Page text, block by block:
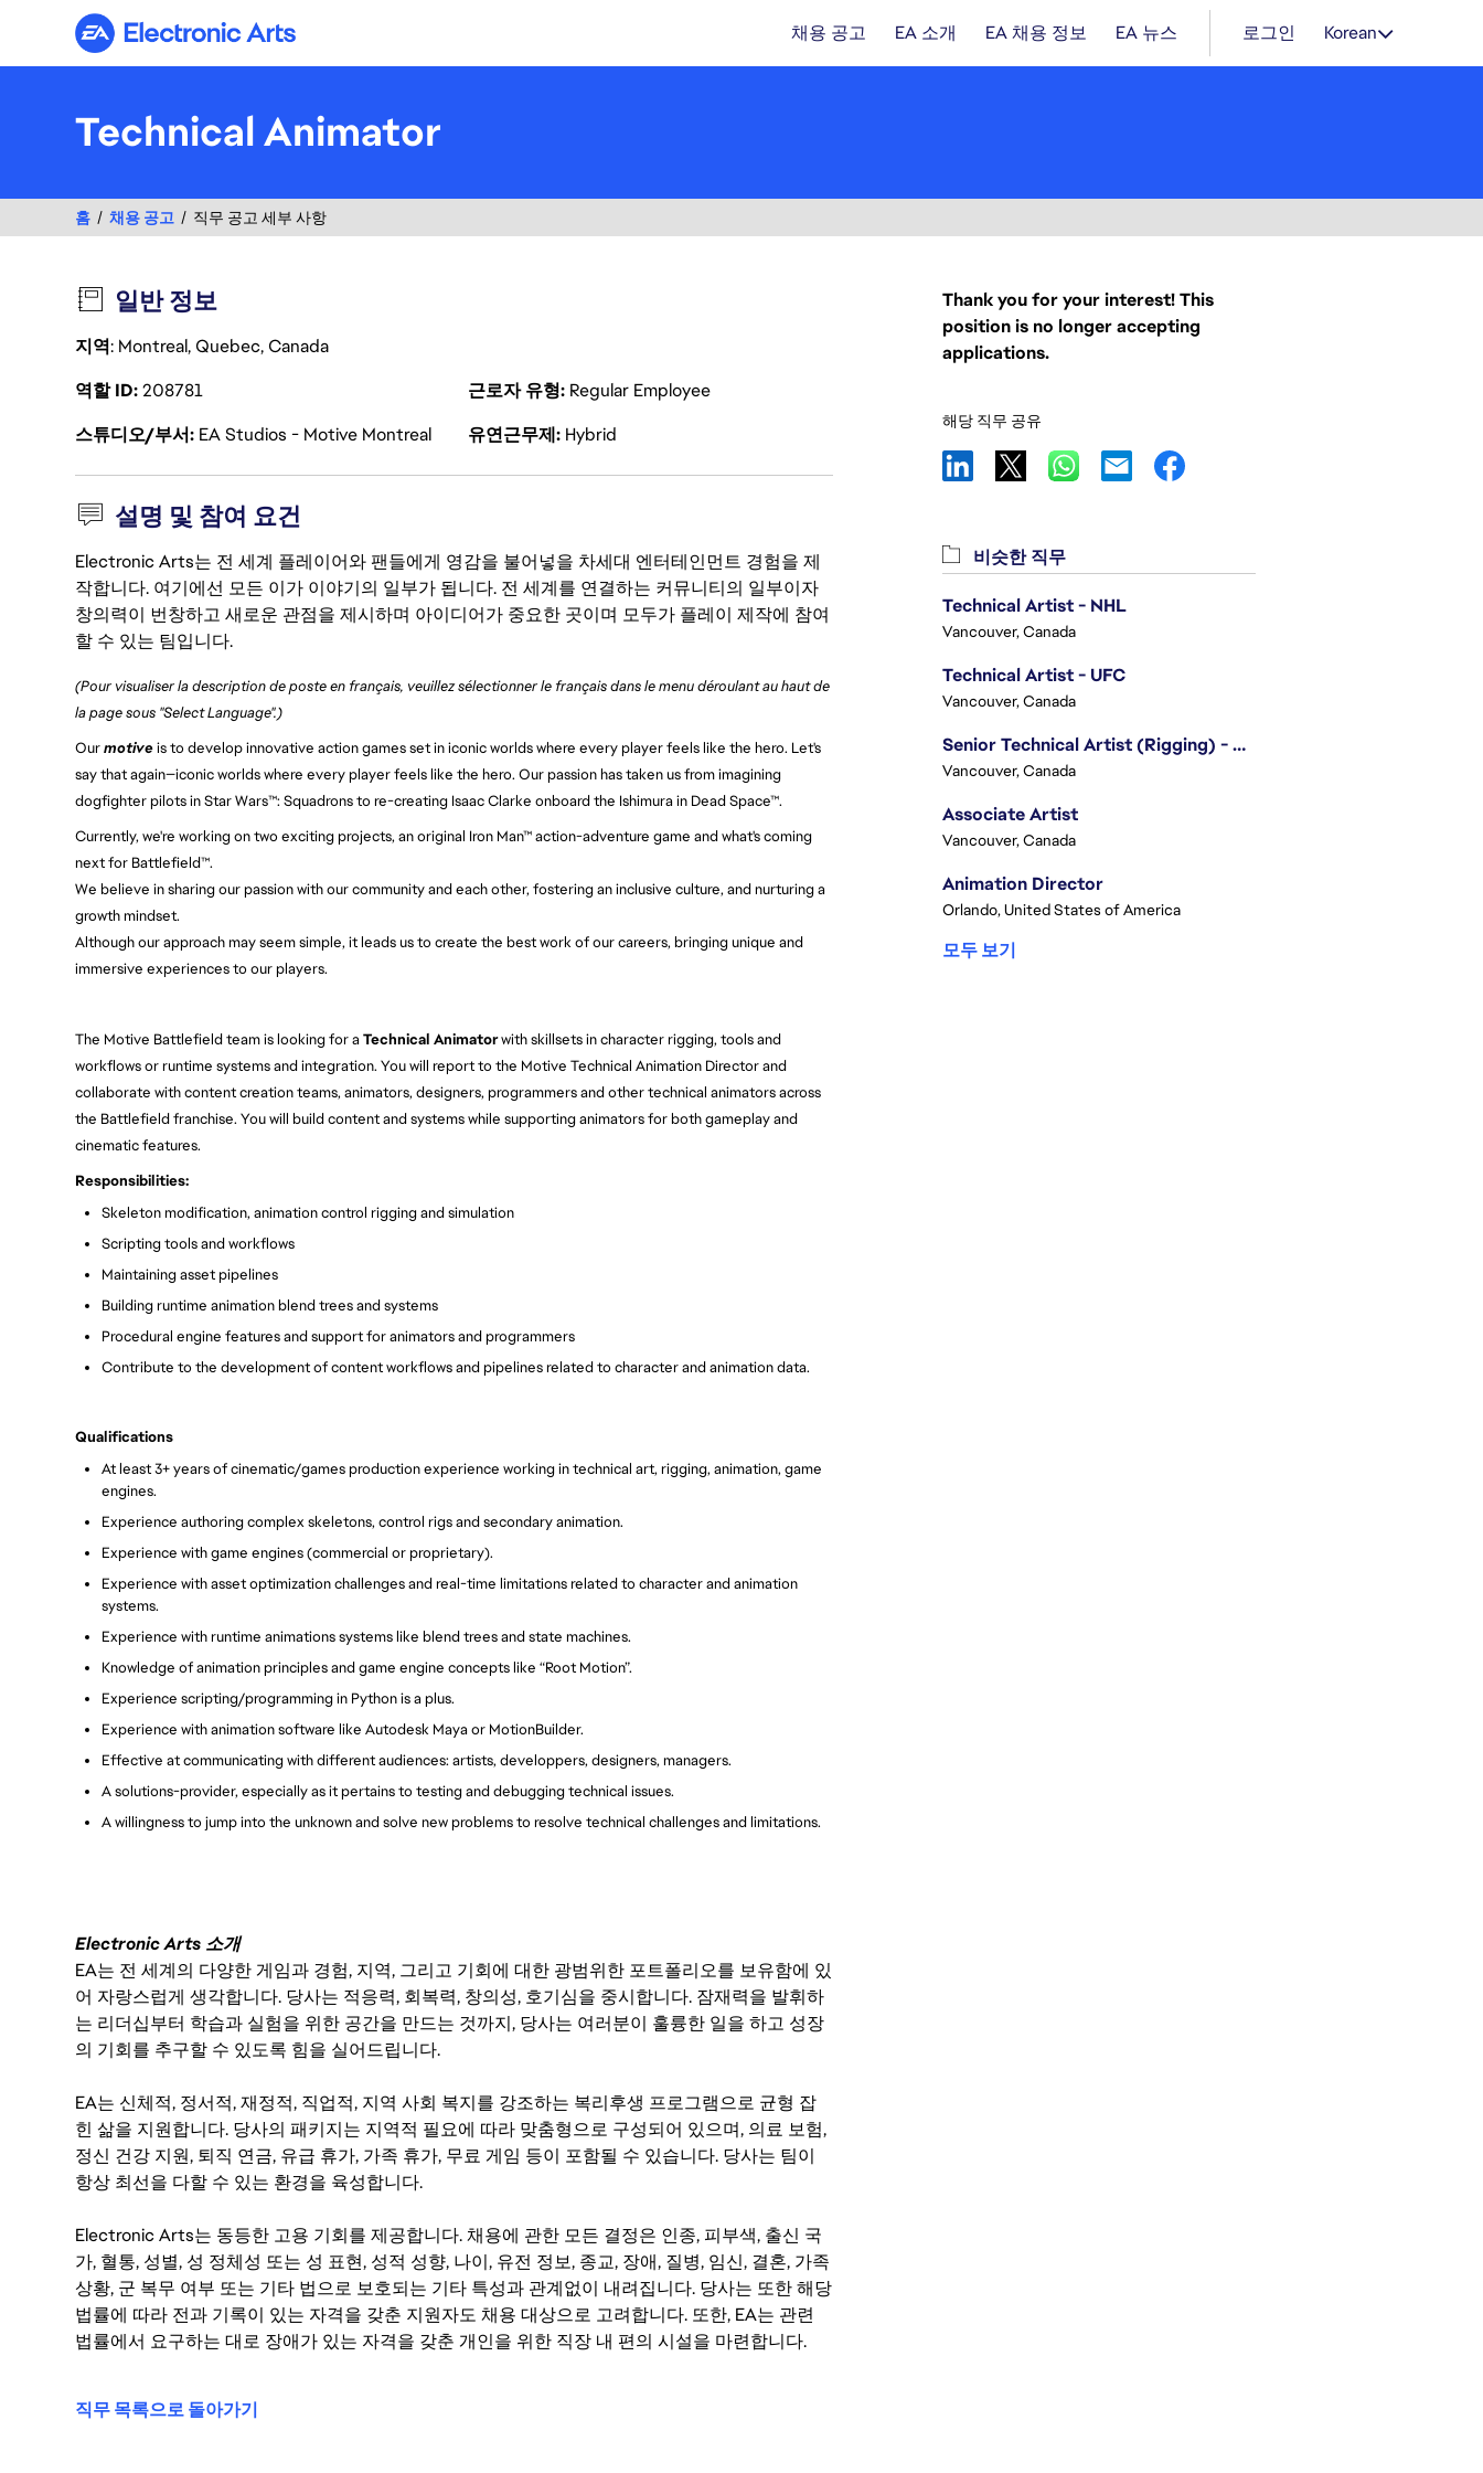
Electronic Arts 채용 공고 EA 소개 EA 채용 정보 EA 뉴스 로그인 Korean
Technical Animator
홈 채용 공고 직무 공고 세부 사항
일반 정보
지역: Montreal, Quebec, Canada
역할 ID208781 근로자 유형 Regular Employee
스튜디오/부서 EA Studios - Motive Montreal 유연근무제 Hybrid
설명 및 참여 요건
Electronic Arts는 전 세계 플레이어와 팬들에게 영감을 불어넣을 차세대 엔터테인먼트 경험을 제
작합니다. 여기에선 모든 이가 이야기의 일부가 됩니다. 전 세계를 연결하는 커뮤니티의 일부이자
창의력이 번창하고 새로운 관점을 제시하며 아이디어가 중요한 곳이며 모두가 플레이 제작에 참여
할 수 있는 팀입니다.
(Pour visualiser la description de poste en français, veuillez sélectionner le français dans le menu déroulant au haut de
la page sous "Select Language".)
Ourmotiveis to develop innovative action games set in iconic worlds where every player feels like the hero. Let's
say that again—iconic worlds where every player feels like the hero. Our passion has taken us from imagining
dogfighter pilots in Star Wars™: Squadrons to re-creating Isaac Clarke onboard the Ishimura in Dead Space™.
Currently, we're working on two exciting projects, an original Iron Man™ action-adventure game and what's coming
next for Battlefield™.
We believe in sharing our passion with our community and each other, fostering an inclusive culture, and nurturing a
growth mindset.
Although our approach may seem simple, it leads us to create the best work of our careers, bringing unique and
immersive experiences to our players.
The Motive Battlefield team is looking for aTechnical Animatorwith skillsets in character rigging, tools and
workflows or runtime systems and integration. You will report to the Motive Technical Animation Director and
collaborate with content creation teams, animators, designers, programmers and other technical animators across
the Battlefield franchise. You will build content and systems while supporting animators for both gameplay and
cinematic features.
Responsibilities:
Skeleton modification, animation control rigging and simulation
Scripting tools and workflows
Maintaining asset pipelines
Building runtime animation blend trees and systems
Procedural engine features and support for animators and programmers
Contribute to the development of content workflows and pipelines related to character and animation data.
Qualifications
At least 3+ years of cinematic/games production experience working in technical art, rigging, animation, game
engines.
Experience authoring complex skeletons, control rigs and secondary animation.
Experience with game engines (commercial or proprietary).
Experience with asset optimization challenges and real-time limitations related to character and animation
systems.
Experience with runtime animations systems like blend trees and state machines.
Knowledge of animation principles and game engine concepts like “Root Motion”.
Experience scripting/programming in Python is a plus.
Experience with animation software like Autodesk Maya or MotionBuilder.
Effective at communicating with different audiences: artists, developpers, designers, managers.
A solutions-provider, especially as it pertains to testing and debugging technical issues.
A willingness to jump into the unknown and solve new problems to resolve technical challenges and limitations.
Electronic Arts 소개
EA는 전 세계의 다양한 게임과 경험, 지역, 그리고 기회에 대한 광범위한 포트폴리오를 보유함에 있
어 자랑스럽게 생각합니다. 당사는 적응력, 회복력, 창의성, 호기심을 중시합니다. 잠재력을 발휘하
는 리더십부터 학습과 실험을 위한 공간을 만드는 것까지, 당사는 여러분이 훌륭한 일을 하고 성장
의 기회를 추구할 수 있도록 힘을 실어드립니다.
EA는 신체적, 정서적, 재정적, 직업적, 지역 사회 복지를 강조하는 복리후생 프로그램으로 균형 잡
힌 삶을 지원합니다. 당사의 패키지는 지역적 필요에 따라 맞춤형으로 구성되어 있으며, 의료 보험,
정신 건강 지원, 퇴직 연금, 유급 휴가, 가족 휴가, 무료 게임 등이 포함될 수 있습니다. 당사는 팀이
항상 최선을 다할 수 있는 환경을 육성합니다.
Electronic Arts는 동등한 고용 기회를 제공합니다. 채용에 관한 모든 결정은 인종, 피부색, 출신 국
가, 혈통, 성별, 성 정체성 또는 성 표현, 성적 성향, 나이, 유전 정보, 종교, 장애, 질병, 임신, 결혼, 가족
상황, 군 복무 여부 또는 기타 법으로 보호되는 기타 특성과 관계없이 내려집니다. 당사는 또한 해당
법률에 따라 전과 기록이 있는 자격을 갖춘 지원자도 채용 대상으로 고려합니다. 또한, EA는 관련
법률에서 요구하는 대로 장애가 있는 자격을 갖춘 개인을 위한 직장 내 편의 시설을 마련합니다.
직무 목록으로 돌아가기
Thank you for your interest! This
position is no longer accepting
applications.
해당 직무 공유
비슷한 직무
Technical Artist - NHL
Vancouver, Canada
Technical Artist - UFC
Vancouver, Canada
Senior Technical Artist (Rigging) - EA SPORTS Technology
Vancouver, Canada
Associate Artist
Vancouver, Canada
Animation Director
Orlando, United States of America
모두 보기